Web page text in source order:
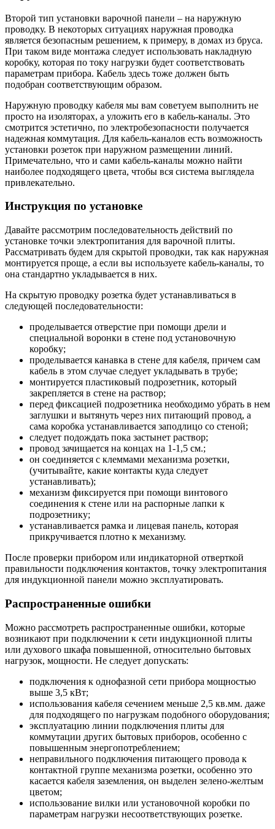
Второй тип установки варочной панели – на наружную
проводку. В некоторых ситуациях наружная проводка
является безопасным решением, к примеру, в домах из бруса.
При таком виде монтажа следует использовать накладную
коробку, которая по току нагрузки будет соответствовать
параметрам прибора. Кабель здесь тоже должен быть
подобран соответствующим образом.
Наружную проводку кабеля мы вам советуем выполнить не
просто на изоляторах, а уложить его в кабель-каналы. Это
смотрится эстетично, по электробезопасности получается
надежная коммутация. Для кабель-каналов есть возможность
установки розеток при наружном размещении линий.
Примечательно, что и сами кабель-каналы можно найти
наиболее подходящего цвета, чтобы вся система выглядела
привлекательно.
Инструкция по установке
Давайте рассмотрим последовательность действий по
установке точки электропитания для варочной плиты.
Рассматривать будем для скрытой проводки, так как наружная
монтируется проще, а если вы используете кабель-каналы, то
она стандартно укладывается в них.
На скрытую проводку розетка будет устанавливаться в
следующей последовательности:
проделывается отверстие при помощи дрели и
специальной воронки в стене под установочную
коробку;
проделывается канавка в стене для кабеля, причем сам
кабель в этом случае следует укладывать в трубе;
монтируется пластиковый подрозетник, который
закрепляется в стене на раствор;
перед фиксацией подрозетника необходимо убрать в нем
заглушки и вытянуть через них питающий провод, а
сама коробка устанавливается заподлицо со стеной;
следует подождать пока застынет раствор;
провод зачищается на концах на 1-1,5 см.;
он соединяется с клеммами механизма розетки,
(учитывайте, какие контакты куда следует
устанавливать);
механизм фиксируется при помощи винтового
соединения к стене или на распорные лапки к
подрозетнику;
устанавливается рамка и лицевая панель, которая
прикручивается плотно к механизму.
После проверки прибором или индикаторной отверткой
правильности подключения контактов, точку электропитания
для индукционной панели можно эксплуатировать.
Распространенные ошибки
Можно рассмотреть распространенные ошибки, которые
возникают при подключении к сети индукционной плиты
или духового шкафа повышенной, относительно бытовых
нагрузок, мощности. Не следует допускать:
подключения к однофазной сети прибора мощностью
выше 3,5 кВт;
использования кабеля сечением меньше 2,5 кв.мм. даже
для подходящего по нагрузкам подобного оборудования;
эксплуатацию линии подключения плиты для
коммутации других бытовых приборов, особенно с
повышенным энергопотреблением;
неправильного подключения питающего провода к
контактной группе механизма розетки, особенно это
касается кабеля заземления, он выделен зелено-желтым
цветом;
использование вилки или установочной коробки по
параметрам нагрузки несоответствующих розетке.